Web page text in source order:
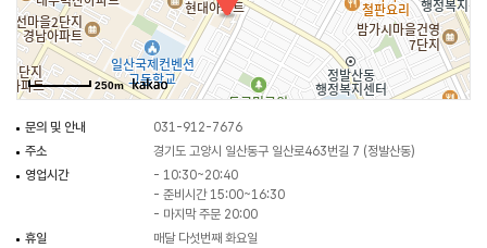
250m
문의 및 안내
031-912-7676
주소
경기도 고양시 일산동구 일산로463번길 7 (정발산동)
영업시간
- 10:30~20:40
- 준비시간 15:00~16:30
- 마지막 주문 20:00
휴일
매달 다섯번째 화요일